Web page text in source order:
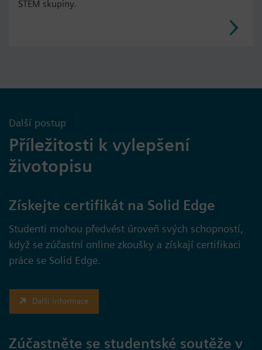
STEM skupiny.
Další postup
Příležitosti k vylepšení
životopisu
Získejte certifikát na Solid Edge
Studenti mohou předvést úroveň svých schopností,
když se zúčastní online zkoušky a získají certifikaci
práce se Solid Edge.
Další informace
Zúčastněte se studentské soutěže v